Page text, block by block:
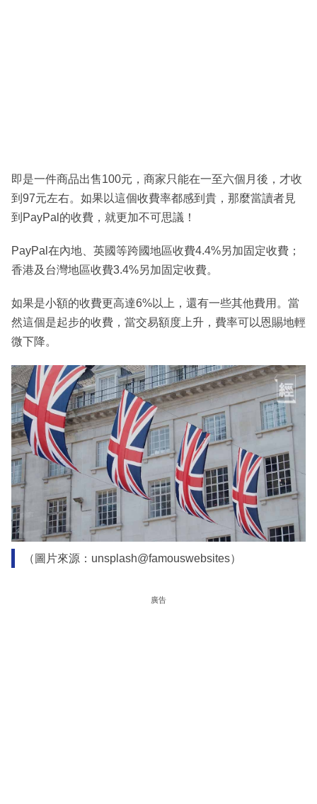
即是一件商品出售100元，商家只能在一至六個月後，才收
到97元左右。如果以這個收費率都感到貴，那麼當讀者見
到PayPal的收費，就更加不可思議！
PayPal在內地、英國等跨國地區收費4.4%另加固定收費；
香港及台灣地區收費3.4%另加固定收費。
如果是小額的收費更高達6%以上，還有一些其他費用。當
然這個是起步的收費，當交易額度上升，費率可以恩賜地輕
微下降。
（圖片來源：unsplash@famouswebsites）
廣告